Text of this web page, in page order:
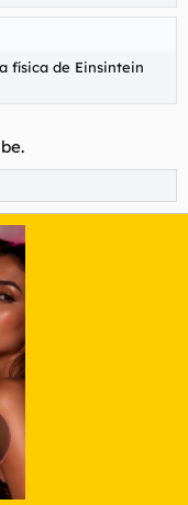
física de Einsintein